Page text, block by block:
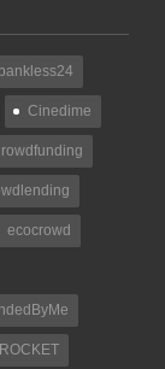
bankless24
Cinedime
ecocrowd